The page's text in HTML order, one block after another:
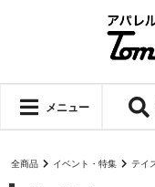
メニュー
全商品 イベント・特集 テイ